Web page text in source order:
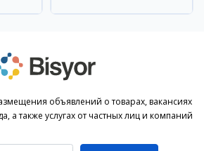
объявлений о товарах, вакансиях
а также услугах от частных лиц и компаний